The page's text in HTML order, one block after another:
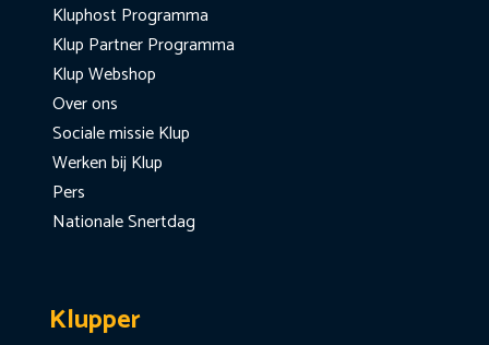
Kluphost Programma
Klup Partner Programma
Klup Webshop
Over ons
Sociale missie Klup
Werken bij Klup
Pers
Nationale Snertdag
Klupper